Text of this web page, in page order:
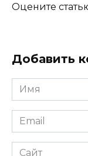
Оцените
Добавить
Имя
*
Email
*
Сайт